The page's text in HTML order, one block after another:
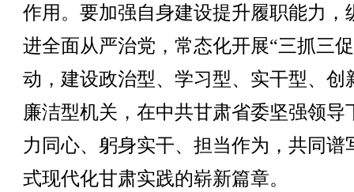
作用。要加强自身建设提升履职能力，
进全面从严治党，常态化开展“三抓三
动，建设政治型、学习型、实干型、创
廉洁型机关，在中共甘肃省委坚强领导
力同心、躬身实干、担当作为，共同谱
式现代化甘肃实践的崭新篇章。